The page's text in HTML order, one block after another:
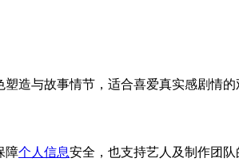
造与故事情节，适合喜爱真实感剧情的
障个人信息安全，也支持艺人及制作团队